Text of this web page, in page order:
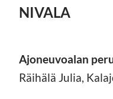
NIVALA
Ajoneuvoalan
Räihälä Julia,